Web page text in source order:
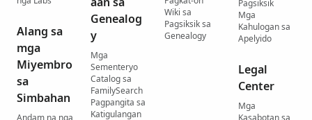
Alang sa
mga
Miyembro
sa
Simbahan
Andam na nga
Genealog
y
Mga
Sementeryo
Catalog sa
FamilySearch
Pagpangita sa
Katigulangan
Wiki sa
Pagsiksik sa
Genealogy
Pagsiksik
Mga
Kahulogan sa
Apelyido
Legal
Center
Mga
Kasabotan sa